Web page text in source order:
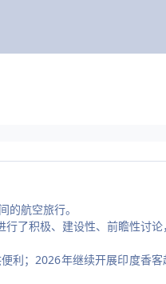
航空旅行。
了积极、建设性、前瞻性讨
利；2026年继续开展印度香